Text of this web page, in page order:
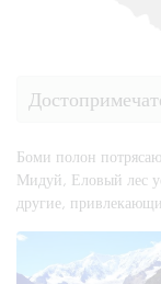
Боми полон
Мидуй, Еловый лес
другие,